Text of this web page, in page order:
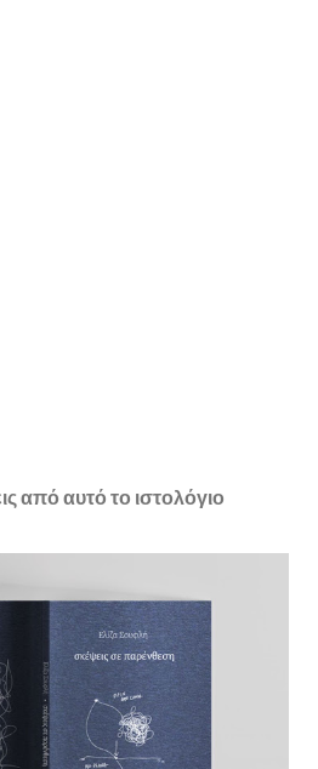
από αυτό το ιστολόγιο